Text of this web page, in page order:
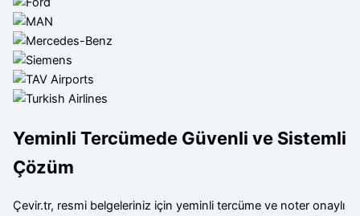
Yeminli Tercümede Güvenli ve Sistemli
Çözüm
Çevir.tr, resmi belgeleriniz için yeminli tercüme ve noter onaylı